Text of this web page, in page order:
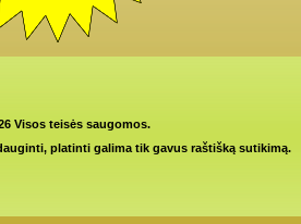
Visos teisės saugomos.
platinti galima tik gavus raštišką sutikimą.